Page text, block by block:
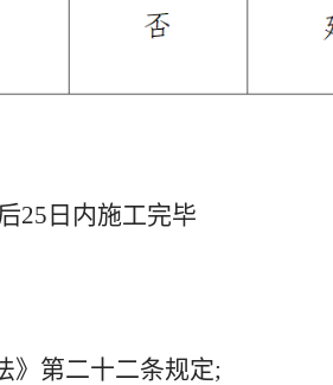
25日内施工完毕
》第二十二条规定;